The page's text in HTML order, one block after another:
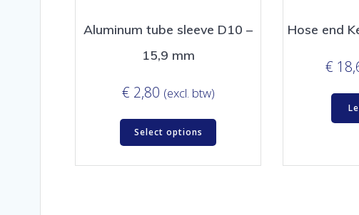
Aluminum tube sleeve D10 –
15,9 mm
€ 2,80 (excl. btw)
Select options
Hose end
€